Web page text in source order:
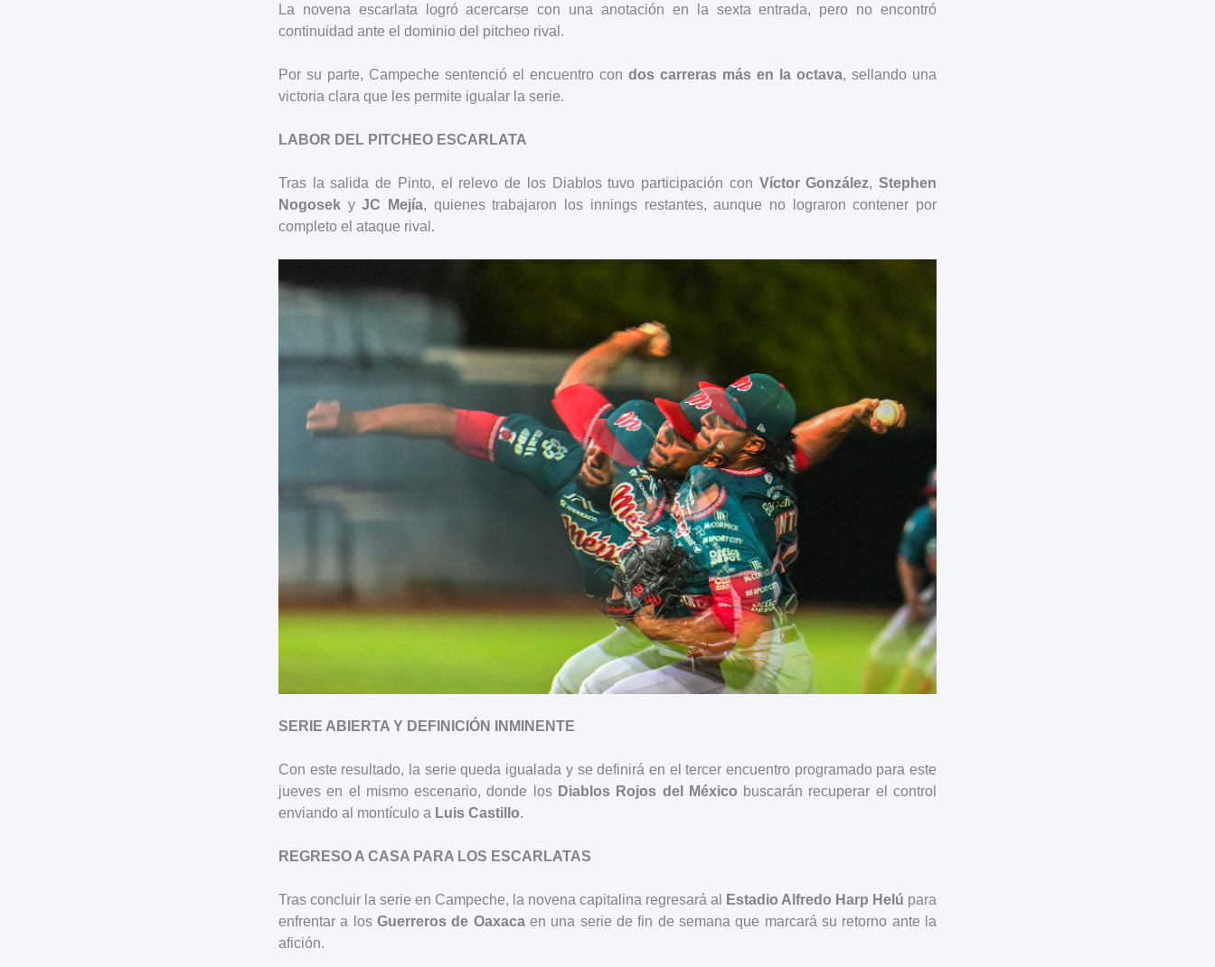
La novena escarlata logró acercarse con una anotación en la sexta entrada, pero no encontró
continuidad ante el dominio del pitcheo rival.
Por su parte, Campeche sentenció el encuentro con dos carreras más en la octava, sellando una
victoria clara que les permite igualar la serie.
LABOR DEL PITCHEO ESCARLATA
Tras la salida de Pinto, el relevo de los Diablos tuvo participación con Víctor González,Stephen
Nogosek yJC Mejía, quienes trabajaron los innings restantes, aunque no lograron contener por
completo el ataque rival.
SERIE ABIERTA Y DEFINICIÓN INMINENTE
Con este resultado, la serie queda igualada y se definirá en el tercer encuentro programado para este
jueves en el mismo escenario, donde los Diablos Rojos del México buscarán recuperar el control
enviando al montículo a Luis Castillo.
REGRESO A CASA PARA LOS ESCARLATAS
Tras concluir la serie en Campeche, la novena capitalina regresará al Estadio Alfredo Harp Helú para
enfrentar a los Guerreros de Oaxacaen una serie de fin de semana que marcará su retorno ante la
afición.